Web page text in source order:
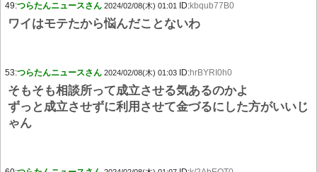
49:つらたんニュースさん 2024/02/08(木) 01:01 ID:kbqub77B0
ワイはモテたから悩んだことないわ
53:つらたんニュースさん 2024/02/08(木) 01:03 ID:hrBYRI0h0
そもそも相談所って成立させる気あるのかよ
ずっと成立させずに利用させて金づるにした方がいいじ
ゃん